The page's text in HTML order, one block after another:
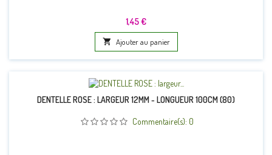
Prix
1,45 €
 Ajouter au panier
DENTELLE ROSE : LARGEUR 12MM - LONGUEUR 100CM (80)
Commentaire(s): 0